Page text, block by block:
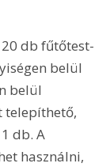
db fűtőtest-
belül
belül
telepíthető,
db. A
használni,